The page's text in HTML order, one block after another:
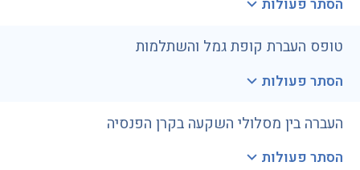
הסתר פעולות
טופס העברת קופת גמל והשתלמות
הסתר פעולות
העברה בין מסלולי השקעה בקרן הפנסיה
הסתר פעולות